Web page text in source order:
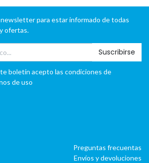
para estar informado de todas
ofertas.
Suscribirse
boletín acepto las condiciones de
de uso
Preguntas frecuentas
Envíos y devoluciones